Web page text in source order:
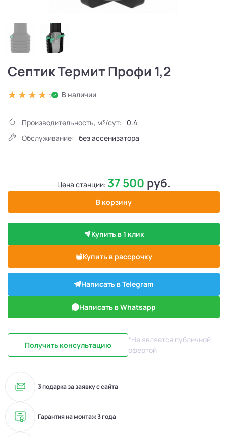
Септик Термит Профи 1,2
В наличии
Производительность, м³/сут:
0.4
Обслуживание: без ассенизатора
Цена станции: 37 500 руб.
В корзину
Купить в 1 клик
Купить в рассрочку
Написать в Telegram
Написать в Whatsapp
Получить консультацию
*Не является публичной
офертой
3 подарка за заявку с сайта
Гарантия на монтаж 3 года